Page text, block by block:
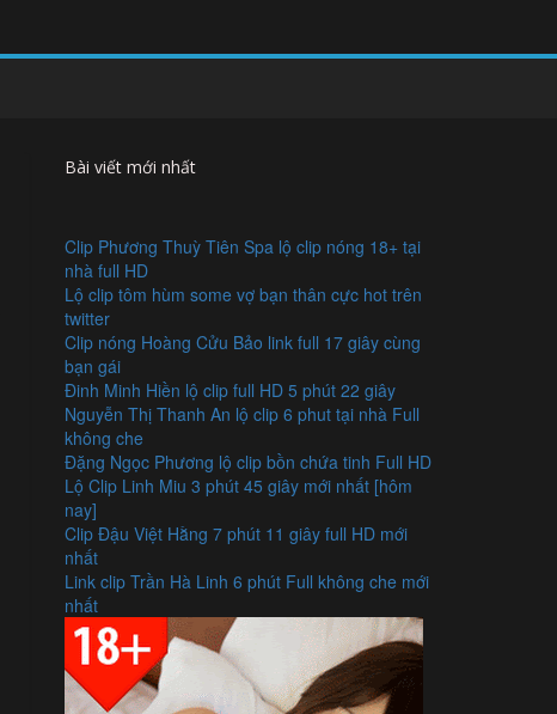
Bài viết mới nhất
Clip Phương Thuỳ Tiên Spa lộ clip nóng 18+ tại
nhà full HD
Lộ clip tôm hùm some vợ bạn thân cực hot trên
twitter
Clip nóng Hoàng Cửu Bảo link full 17 giây cùng
bạn gái
Đinh Minh Hiền lộ clip full HD 5 phút 22 giây
Nguyễn Thị Thanh An lộ clip 6 phut tại nhà Full
không che
Đặng Ngọc Phương lộ clip bồn chứa tinh Full HD
Lộ Clip Linh Miu 3 phút 45 giây mới nhất [hôm
nay]
Clip Đậu Việt Hằng 7 phút 11 giây full HD mới
nhất
Link clip Trần Hà Linh 6 phút Full không che mới
nhất